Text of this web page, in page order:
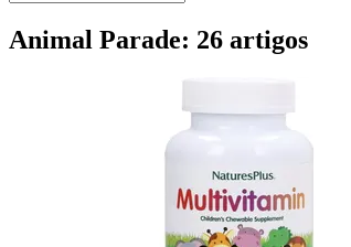
Animal Parade: 26 artigos